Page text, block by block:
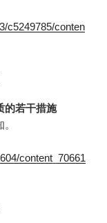
c5249785/conten
的若干措施
content_70661